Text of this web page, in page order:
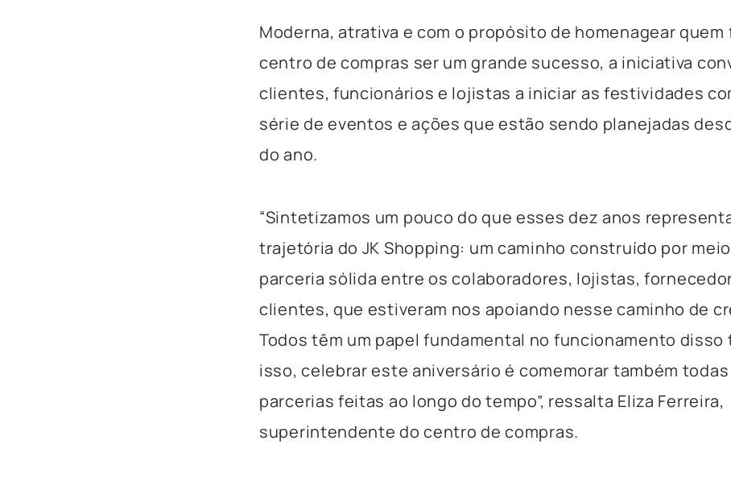
Moderna, atrativa e com o propósito de homenagear quem
centro de compras ser um grande sucesso, a iniciativa
clientes, funcionários e lojistas a iniciar as festividades
série de eventos e ações que estão sendo planejadas
do ano.
“Sintetizamos um pouco do que esses dez anos
trajetória do JK Shopping: um caminho construído por
parceria sólida entre os colaboradores, lojistas,
clientes, que estiveram nos apoiando nesse caminho de
Todos têm um papel fundamental no funcionamento disso
isso, celebrar este aniversário é comemorar também todas
parcerias feitas ao longo do tempo”, ressalta Eliza Ferreira,
superintendente do centro de compras.